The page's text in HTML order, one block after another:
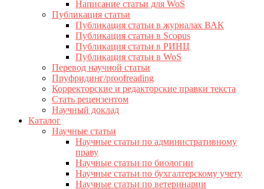
Написание статьи для WoS
Публикация статьи
Публикация статьи в журналах ВАК
Публикация статьи в Scopus
Публикация статьи в РИНЦ
Публикация статьи в WoS
Перевод научной статьи
Пруфридинг/proofreading
Корректорские и редакторские правки текста
Стать рецензентом
Научный доклад
Каталог
Научные статьи
Научные статьи по административному
праву
Научные статьи по биологии
Научные статьи по бухгалтерскому учету
Научные статьи по ветеринарии